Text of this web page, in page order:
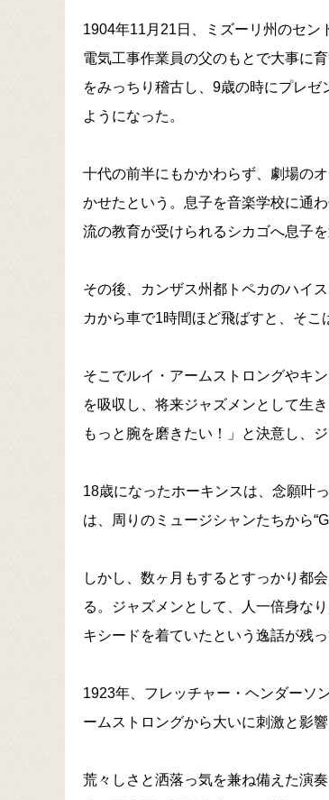
1904年11月21日、ミズーリ州のセン
電気工事作業員の父のもとで大事に
をみっちり稽古し、9歳の時にプレ
ようになった。
十代の前半にもかかわらず、劇場の
かせたという。息子を音楽学校に通
流の教育が受けられるシカゴへ息子を
その後、カンザス州都トペカのハイ
カから車で1時間ほど飛ばすと、そこ
そこでルイ・アームストロングやキ
を吸収し、将来ジャズメンとして生
もっと腕を磨きたい！」と決意し、
18歳になったホーキンスは、念願叶
は、周りのミュージシャンたちから
しかし、数ヶ月もするとすっかり都
る。ジャズメンとして、人一倍身な
キシードを着ていたという逸話が残っ
1923年、フレッチャー・ヘンダーソ
ームストロングから大いに刺激と影響
荒々しさと洒落っ気を兼ね備えた演